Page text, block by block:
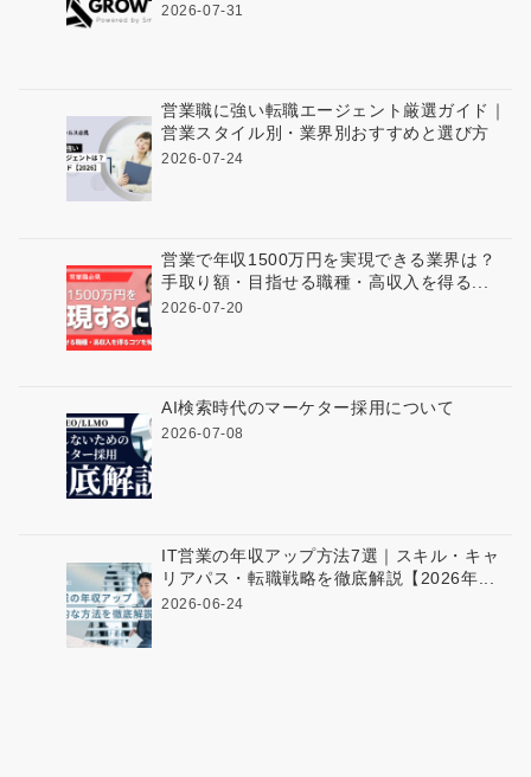
2026-07-31
営業職に強い転職エージェント厳選ガイド｜
営業スタイル別・業界別おすすめと選び方
2026-07-24
営業で年収1500万円を実現できる業界は？
手取り額・目指せる職種・高収入を得る...
2026-07-20
AI検索時代のマーケター採用について
2026-07-08
IT営業の年収アップ方法7選｜スキル・キャ
リアパス・転職戦略を徹底解説【2026年...
2026-06-24